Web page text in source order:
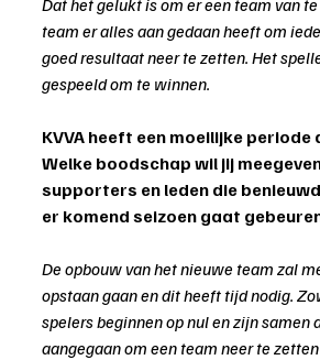
team er alles aan gedaan heeft om
goed resultaat neer te zetten. Het
gespeeld om te winnen.
KVVA heeft een moeilijke
Welke boodschap wil jij
supporters en leden die
er komend seizoen gaat
De opbouw van het nieuwe team zal
opstaan gaan en dit heeft tijd nodig.
spelers beginnen op nul en zijn samen
aangegaan om een team neer te